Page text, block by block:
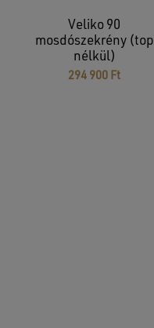
Veliko 90
mosdószekrény (top
nélkül)
294 900 Ft